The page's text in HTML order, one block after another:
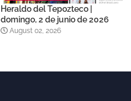
Heraldo del Tepozteco |
domingo, 2 de junio de 2026
August 02, 2026